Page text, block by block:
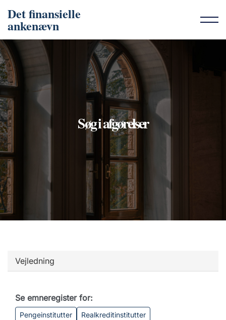
Det finansielle
ankenævn
Søg i afgørelser
Vejledning
Se emneregister for:
Pengeinstitutter
Realkreditinstitutter